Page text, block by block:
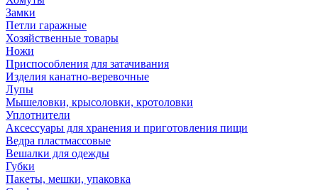
Замки
Петли гаражные
Хозяйственные товары
Ножи
Приспособления для затачивания
Изделия канатно-веревочные
Лупы
Мышеловки, крысоловки, кротоловки
Уплотнители
Аксессуары для хранения и приготовления пищи
Ведра пластмассовые
Вешалки для одежды
Губки
Пакеты, мешки, упаковка